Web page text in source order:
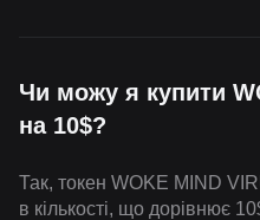
Чи можу я купити
на 10$?
Так, токен WOKE MIND
в кількості, що дорівнює